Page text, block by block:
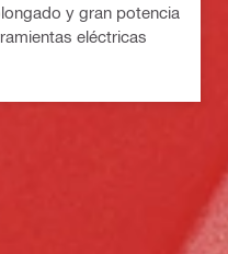
y gran potencia
eléctricas